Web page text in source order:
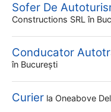
Sofer De
Constructions SRL în
Conducator
în București
Curier la Oneabove